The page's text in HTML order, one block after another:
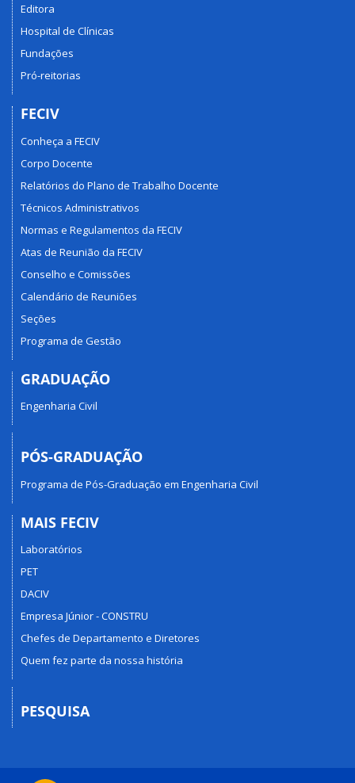
Editora
Hospital de Clínicas
Fundações
Pró-reitorias
FECIV
Conheça a FECIV
Corpo Docente
Relatórios do Plano de Trabalho Docente
Técnicos Administrativos
Normas e Regulamentos da FECIV
Atas de Reunião da FECIV
Conselho e Comissões
Calendário de Reuniões
Seções
Programa de Gestão
GRADUAÇÃO
Engenharia Civil
PÓS-GRADUAÇÃO
Programa de Pós-Graduação em Engenharia Civil
MAIS FECIV
Laboratórios
PET
DACIV
Empresa Júnior - CONSTRU
Chefes de Departamento e Diretores
Quem fez parte da nossa história
PESQUISA